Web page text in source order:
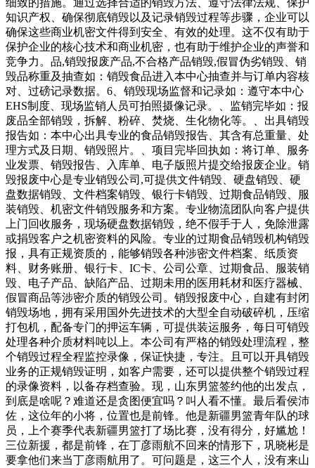
细致的措施。通过选择合适的销毁方法、遵守法律法规、保护
知识产权、确保彻底销毁以及记录销毁过程等步骤，企业可以
确保这些商业机密文件得到安全、有效的处理。这不仅有助于
保护企业的核心技术和商业机密，也有助于维护企业的声誉和
竞争力。品,销毁报废产品,不合格产品销毁,假冒伪劣销毁、销
毁品称重及抽查如：销毁食品进入本中心抽查并与订单内容核
对、过磅记录数据。6、销毁现场监督和记录如：遵守本中心
EHS制度、现场监销人员可拍照摄像记录。、监销完毕如：报
废品全部销毁，拆解、粉碎、焚烧、生化物化等。、出具销毁
报告如：本中心出具专业的食品销毁报告、其含有总重量、处
理方式及日期、销毁照片。、项目完毕回执如：将订单、服务
业发票、销毁报告、入库单、电子版照片提交给报废企业。销
毁报废中心是专业销毁公司,可提供文件销毁、硬盘销毁、硬
盘数据销毁、文件档案销毁、银行卡销毁、过期食品销毁、服
装销毁、机密文件销毁服务和方案。专业物流团队向客户提供
上门回收服务，现场硬盘数据销毁，绝不假手于人，免除泄露
或捐毁客户之机密资料的风险。专业的过期食品销毁机构销毁
报，具有正规资质的，能够销毁各种涉密文件档案、纸质资
料、财务账册、银行卡、IC卡、公司公章、过期食品、服装销
毁、电子产品、缺陷产品、过期未用的医用耗材和医疗器械、
假冒商品等涉密介质的销毁公司。销毁报废中心，自建有封闭
销毁场地，拥有采用国外先进技术的大型全自动破碎机，压缩
打包机，配备专门的押运车辆，可提供装运服务，每日可销毁
处理各种介质材料吨以上。本公司有严格的销毁处理流程，整
个销毁过程全程监控录像，保证快捷，专注。且可以开具销毁
业务的正规销毁证明，如客户需要，还可以提供整个销毁过程
的录像资料，以备存档查验。现，山东男篮签约他的出发点，
到底是啥呢？难道还是贪图便宜吗？叫人看不懂。最后看侯沛
佐，这位年的小将，位置也是前锋。他是新疆男篮青年队的球
员，上个赛季代表新疆男篮打了场比赛，没有得分，好尴尬！
三位新援，都是前锋，在丁彦雨航不回来的情形下，巩晓彬是
要拿他们来当丁彦雨航用了。可问题是，这三个人，没有来山